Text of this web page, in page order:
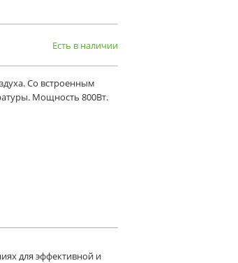
Есть в наличии
Со встроенным
Мощность 800Вт.
для эффективной и